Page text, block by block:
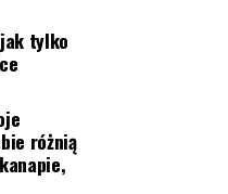
tylko
różnią